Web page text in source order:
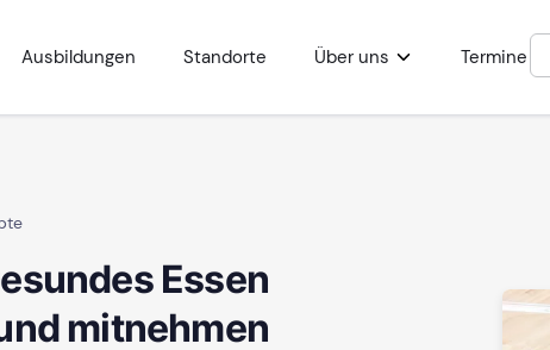
Ausbildungen Standorte Über uns Termine
Essen
mitnehmen